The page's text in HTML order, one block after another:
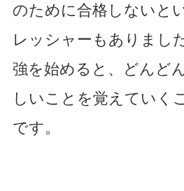
のために合格しないと
レッシャーもありまし
強を始めると、どんど
しいことを覚えていく
です。